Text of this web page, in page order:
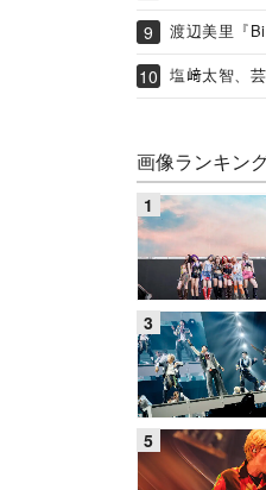
渡辺美里『
塩﨑太智、
画像ランキン